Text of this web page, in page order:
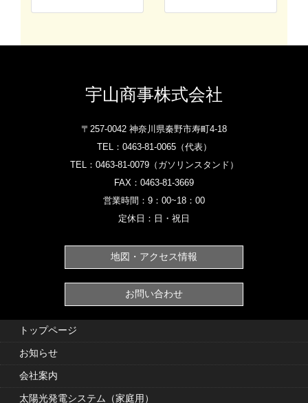
宇山商事株式会社
〒257-0042 神奈川県秦野市寿町4-18
TEL： 0463-81-0065‎（代表）
TEL： 0463-81-0079（ガソリンスタンド）‎
FAX：0463-81-3669
営業時間：9：00~18：00
定休日：日・祝日
地図・アクセス情報
お問い合わせ
トップページ
お知らせ
会社案内
太陽光発電システム（家庭用）